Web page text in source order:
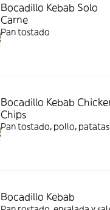
Bocadillo Kebab Solo
Carne
Pan tostado
Bocadillo Kebab
Chips
Pan tostado, pollo, patatas
Bocadillo Kebab